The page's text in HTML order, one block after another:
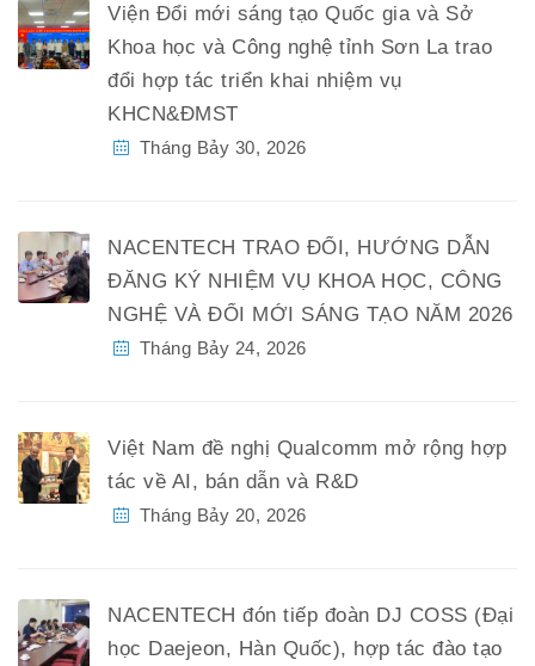
Viện Đổi mới sáng tạo Quốc gia và Sở
Khoa học và Công nghệ tỉnh Sơn La trao
đổi hợp tác triển khai nhiệm vụ
KHCN&ĐMST
Tháng Bảy 30, 2026
NACENTECH TRAO ĐỔI, HƯỚNG DẪN
ĐĂNG KÝ NHIỆM VỤ KHOA HỌC, CÔNG
NGHỆ VÀ ĐỔI MỚI SÁNG TẠO NĂM 2026
Tháng Bảy 24, 2026
Việt Nam đề nghị Qualcomm mở rộng hợp
tác về AI, bán dẫn và R&D
Tháng Bảy 20, 2026
NACENTECH đón tiếp đoàn DJ COSS (Đại
học Daejeon, Hàn Quốc), hợp tác đào tạo